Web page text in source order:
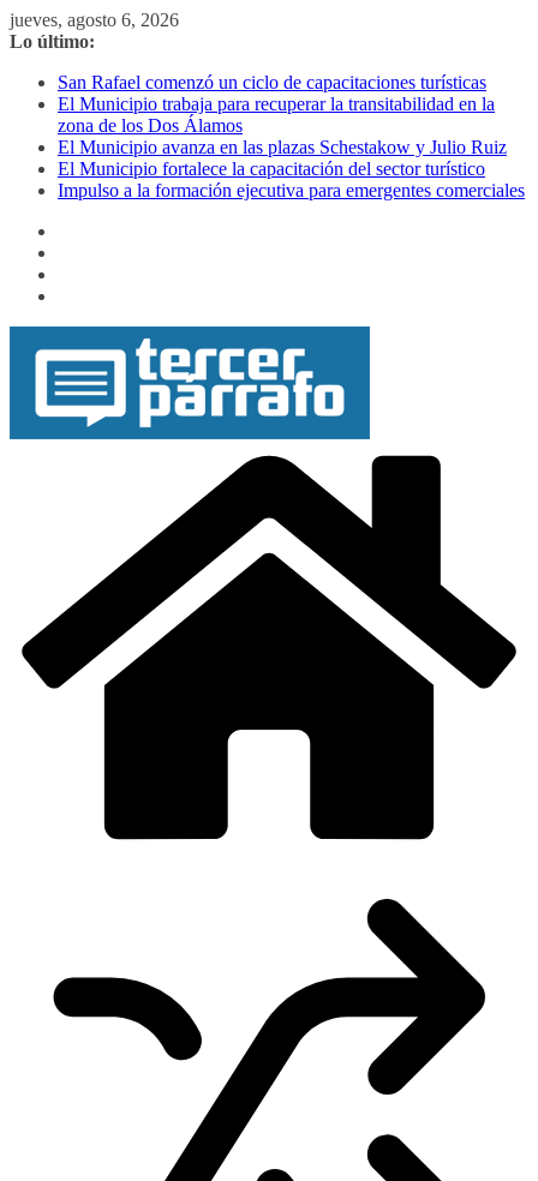
Saltar
al
jueves, agosto 6, 2026
Lo último:
San Rafael comenzó un ciclo de capacitaciones turísticas
El Municipio trabaja para recuperar la transitabilidad en la
zona de los Dos Álamos
El Municipio avanza en las plazas Schestakow y Julio Ruiz
El Municipio fortalece la capacitación del sector turístico
Impulso a la formación ejecutiva para emergentes comerciales